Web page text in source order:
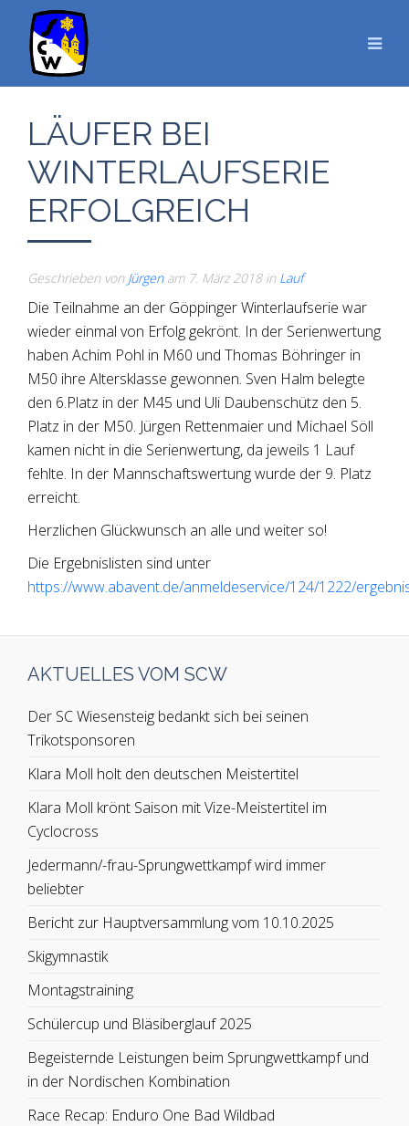
LÄUFER BEI
WINTERLAUFSERIE
ERFOLGREICH
Geschrieben von Jürgenam 7. März 2018in Lauf
Die Teilnahme an der Göppinger Winterlaufserie war
wieder einmal von Erfolg gekrönt. In der Serienwertung
haben Achim Pohl in M60 und Thomas Böhringer in
M50 ihre Altersklasse gewonnen. Sven Halm belegte
den 6.Platz in der M45 und Uli Daubenschütz den 5.
Platz in der M50. Jürgen Rettenmaier und Michael Söll
kamen nicht in die Serienwertung, da jeweils 1 Lauf
fehlte. In der Mannschaftswertung wurde der 9. Platz
erreicht.
Herzlichen Glückwunsch an alle und weiter so!
Die Ergebnislisten sind unter
https://www.abavent.de/anmeldeservice/124/1222/
AKTUELLES VOM SCW
Der SC Wiesensteig bedankt sich bei seinen
Trikotsponsoren
Klara Moll holt den deutschen Meistertitel
Klara Moll krönt Saison mit Vize-Meistertitel im
Cyclocross
Jedermann/-frau-Sprungwettkampf wird immer
beliebter
Bericht zur Hauptversammlung vom 10.10.2025
Skigymnastik
Montagstraining
Schülercup und Bläsiberglauf 2025
Begeisternde Leistungen beim Sprungwettkampf und
in der Nordischen Kombination
Race Recap: Enduro One Bad Wildbad